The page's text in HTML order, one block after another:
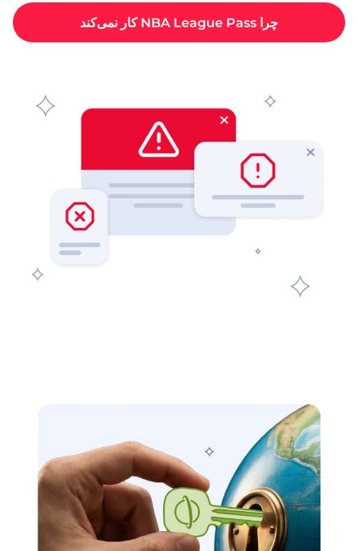
چرا NBA League Pass کار نمی‌کند